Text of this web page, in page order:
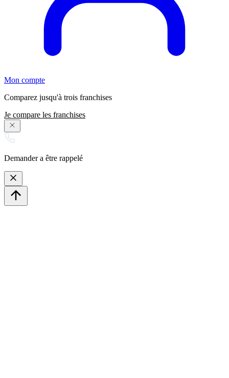
Mon compte
Comparez jusqu'à trois franchises
Je compare les franchises
Demander a être rappelé